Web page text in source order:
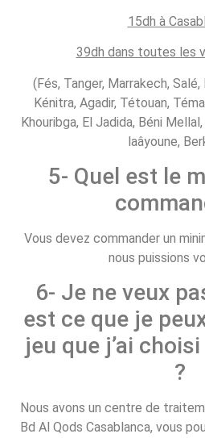
15dh à
39dh dans toutes les
(Fés, Tanger, Marrakech,
Kénitra, Agadir, Tétouan,
Khouribga, El Jadida, Béni
laâyoune,
5- Quel est le
Vous devez commander un
nous puissions
6- Je ne veux
est ce que je
jeu que j’ai
?
Nous avons un centre de
Bd Al Qods Casablanca, vous